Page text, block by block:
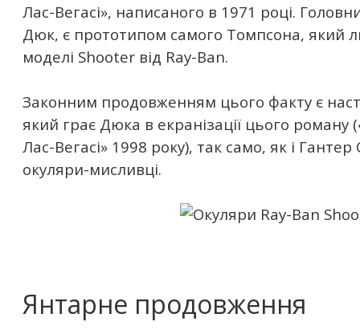
Лас-Вегасі», написаного в 1971 році.
Дюк, є прототипом самого Томпсона, який
моделі Shooter від Ray-Ban.
Законним продовженням цього факту є
який грає Дюка в екранізації цього роману
Лас-Вегасі» 1998 року), так само, як і
окуляри-мисливці.
Янтарне продовження